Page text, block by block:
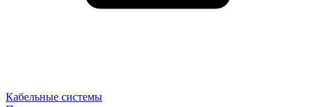
Кабельные системы